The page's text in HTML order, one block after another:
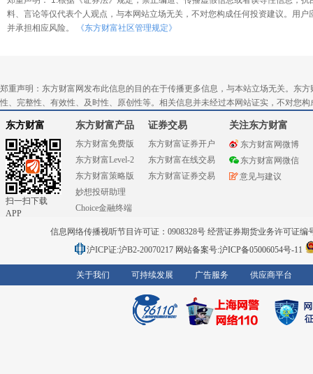
料、言论等仅代表个人观点，与本网站立场无关，不对您构成任何投资建议。用
并承担相应风险。
《东方财富社区管理规定》
郑重声明：东方财富网发布此信息的目的在于传播更多信息，与本站立场无关。东
性、完整性、有效性、及时性、原创性等。相关信息并未经过本网站证实，不对您
东方财富
扫一扫下载
APP
东方财富产品
东方财富免费版
东方财富Level-2
东方财富策略版
妙想投研助理
Choice金融终端
证券交易
东方财富证券开户
东方财富在线交易
东方财富证券交易
关注东方财富
东方财富网微博
东方财富网微信
意见与建议
信息网络传播视听节目许可证：0908328号 经营证券期货业务许可证编
沪ICP证:沪B2-20070217 网站备案号:沪ICP备05006054号-11
关于我们 可持续发展 广告服务 供应商平台